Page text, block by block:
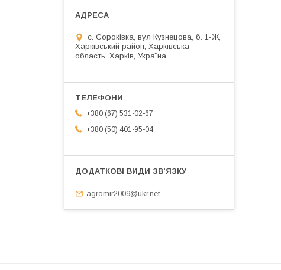
с. Сороківка, вул Кузнецова, б. 1-Ж,
Харківський район, Харківська
область, Харків, Україна
+380 (67) 531-02-67
+380 (50) 401-95-04
agromir2009@ukr.net